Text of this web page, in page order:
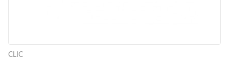
CLIC